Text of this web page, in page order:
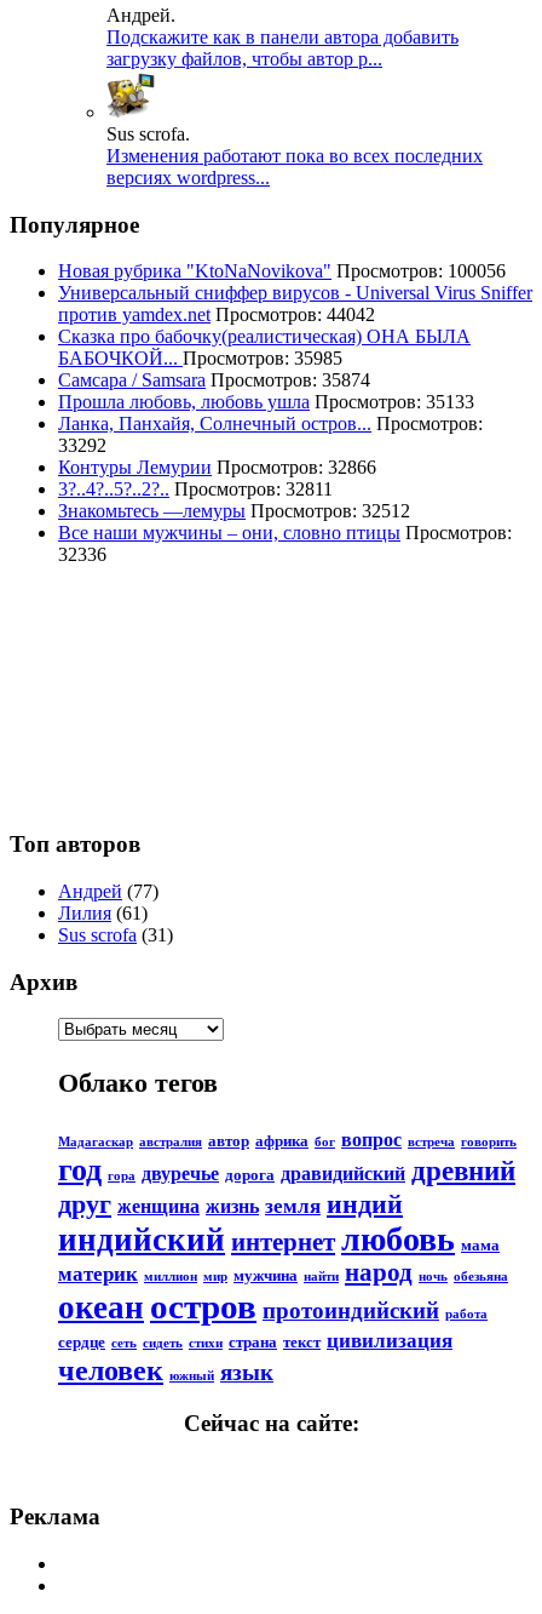
Андрей.
Подскажите как в панели автора добавить
загрузку файлов, чтобы автор р...
Sus scrofa.
Изменения работают пока во всех последних
версиях wordpress...
Популярное
Новая рубрика "KtoNaNovikova" Просмотров: 100056
Универсальный сниффер вирусов - Universal Virus Sniffer
против yamdex.net Просмотров: 44042
Сказка про бабочку(реалистическая) ОНА БЫЛА
БАБОЧКОЙ... Просмотров: 35985
Самсара / Samsara Просмотров: 35874
Прошла любовь, любовь ушла Просмотров: 35133
Ланка, Панхайя, Солнечный остров... Просмотров:
33292
Контуры Лемурии Просмотров: 32866
3?..4?..5?..2?.. Просмотров: 32811
Знакомьтесь —лемуры Просмотров: 32512
Все наши мужчины – они, словно птицы Просмотров:
32336
Топ авторов
Андрей (77)
Лилия (61)
Sus scrofa (31)
Архив
Облако тегов
Мадагаскар австралия автор африка бог вопрос встреча говорить
год гора двуречье дорога дравидийский древний
друг женщина жизнь земля индий
индийский интернет любовь мама
материк миллион мир мужчина найти народ ночь обезьяна
океан остров протоиндийский работа
сердце сеть сидеть стихи страна текст цивилизация
человек южный язык
Сейчас на сайте:
Реклама